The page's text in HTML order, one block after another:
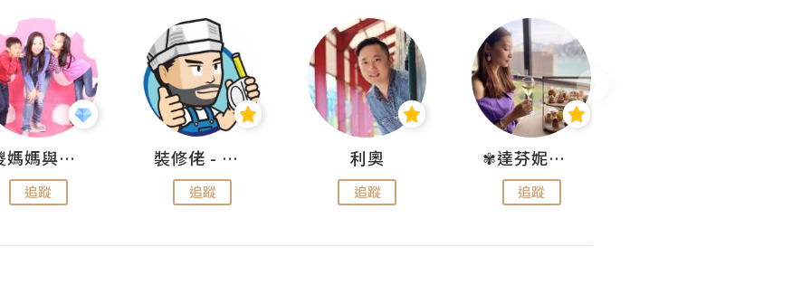
儍媽媽與兩隻小魔怪之家
追蹤
裝修佬 - 香港一站式網上裝修平台
追蹤
利奧
追蹤
✾達芬妮•愛孩子•愛生活✾
追蹤